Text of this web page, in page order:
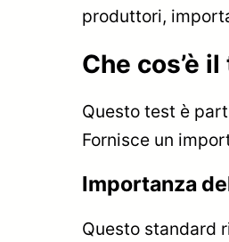
produttori,
Che cos’è
Questo test è
Fornisce un
Importanza
Questo standard